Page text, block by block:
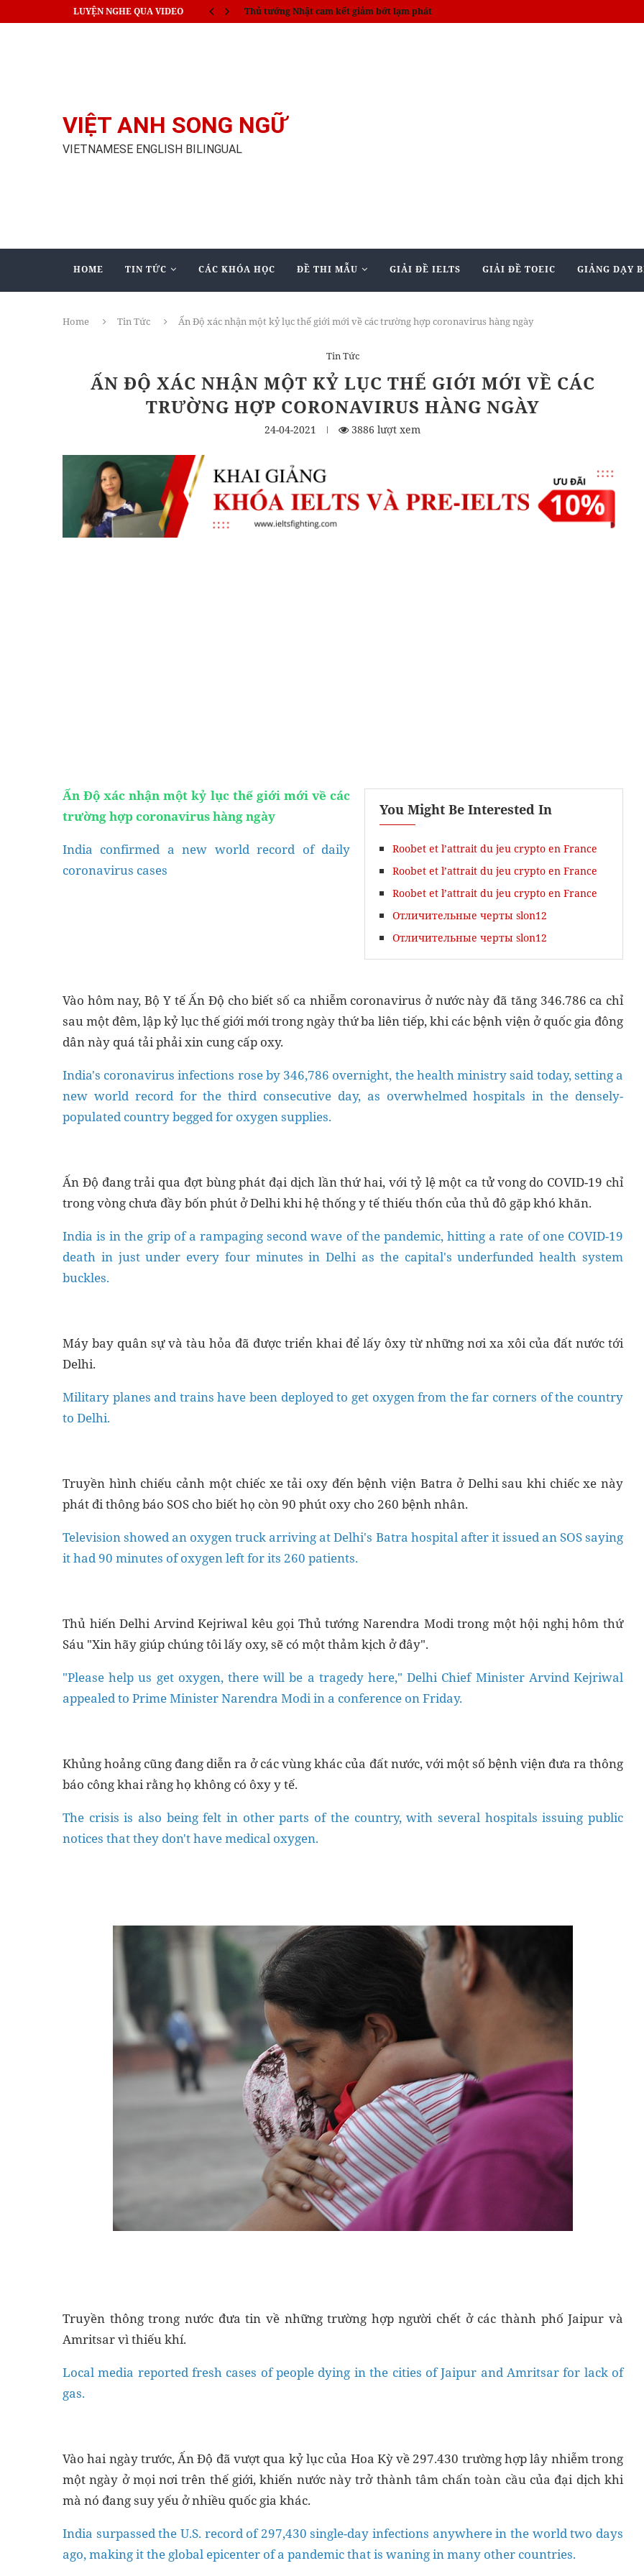
LUYỆN NGHE QUA VIDEO Thủ tướng Nhật cam kết giảm bớt lạm phát
VIỆT ANH SONG NGỮ
VIETNAMESE ENGLISH BILINGUAL
HOME TIN TỨC CÁC KHÓA HỌC ĐỀ THI MẪU GIẢI ĐỀ IELTS GIẢI ĐỀ TOEIC GIẢNG DẠY
Home Tin Tức Ấn Độ xác nhận một kỷ lục thế giới mới về các trường hợp coronavirus hàng ngày
Tin Tức
ẤN ĐỘ XÁC NHẬN MỘT KỶ LỤC THẾ GIỚI MỚI VỀ CÁC
TRƯỜNG HỢP CORONAVIRUS HÀNG NGÀY
24-04-2021 3886 lượt xem
You Might Be Interested In
Roobet et l’attrait du jeu crypto en France
Roobet et l’attrait du jeu crypto en France
Roobet et l’attrait du jeu crypto en France
Отличительные черты slon12
Отличительные черты slon12
Ấn Độ xác nhận một kỷ lục thế giới mới về các
trường hợp coronavirus hàng ngày
India confirmed a new world record of daily
coronavirus cases
Vào hôm nay, Bộ Y tế Ấn Độ cho biết số ca nhiễm coronavirus ở nước này đã tăng 346.786 ca chỉ
sau một đêm, lập kỷ lục thế giới mới trong ngày thứ ba liên tiếp, khi các bệnh viện ở quốc gia đông
dân này quá tải phải xin cung cấp oxy.
India's coronavirus infections rose by 346,786 overnight, the health ministry said today, setting a
new world record for the third consecutive day, as overwhelmed hospitals in the densely-
populated country begged for oxygen supplies.
Ấn Độ đang trải qua đợt bùng phát đại dịch lần thứ hai, với tỷ lệ một ca tử vong do COVID-19 chỉ
trong vòng chưa đầy bốn phút ở Delhi khi hệ thống y tế thiếu thốn của thủ đô gặp khó khăn.
India is in the grip of a rampaging second wave of the pandemic, hitting a rate of one COVID-19
death in just under every four minutes in Delhi as the capital's underfunded health system
buckles.
Máy bay quân sự và tàu hỏa đã được triển khai để lấy ôxy từ những nơi xa xôi của đất nước tới
Delhi.
Military planes and trains have been deployed to get oxygen from the far corners of the country
to Delhi.
Truyền hình chiếu cảnh một chiếc xe tải oxy đến bệnh viện Batra ở Delhi sau khi chiếc xe này
phát đi thông báo SOS cho biết họ còn 90 phút oxy cho 260 bệnh nhân.
Television showed an oxygen truck arriving at Delhi's Batra hospital after it issued an SOS saying
it had 90 minutes of oxygen left for its 260 patients.
Thủ hiến Delhi Arvind Kejriwal kêu gọi Thủ tướng Narendra Modi trong một hội nghị hôm thứ
Sáu "Xin hãy giúp chúng tôi lấy oxy, sẽ có một thảm kịch ở đây".
"Please help us get oxygen, there will be a tragedy here," Delhi Chief Minister Arvind Kejriwal
appealed to Prime Minister Narendra Modi in a conference on Friday.
Khủng hoảng cũng đang diễn ra ở các vùng khác của đất nước, với một số bệnh viện đưa ra thông
báo công khai rằng họ không có ôxy y tế.
The crisis is also being felt in other parts of the country, with several hospitals issuing public
notices that they don't have medical oxygen.
Truyền thông trong nước đưa tin về những trường hợp người chết ở các thành phố Jaipur và
Amritsar vì thiếu khí.
Local media reported fresh cases of people dying in the cities of Jaipur and Amritsar for lack of
gas.
Vào hai ngày trước, Ấn Độ đã vượt qua kỷ lục của Hoa Kỳ về 297.430 trường hợp lây nhiễm trong
một ngày ở mọi nơi trên thế giới, khiến nước này trở thành tâm chấn toàn cầu của đại dịch khi
mà nó đang suy yếu ở nhiều quốc gia khác.
India surpassed the U.S. record of 297,430 single-day infections anywhere in the world two days
ago, making it the global epicenter of a pandemic that is waning in many other countries.
Khóa Grammar nâng cao Khóa Biên - Phiên Dịch